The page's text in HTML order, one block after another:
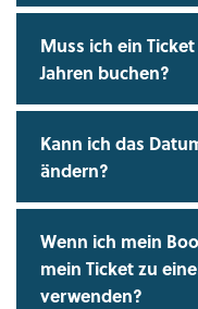
Muss ich ein
Jahren buchen?
Kann ich das
ändern?
Wenn ich mein
mein Ticket zu
verwenden?